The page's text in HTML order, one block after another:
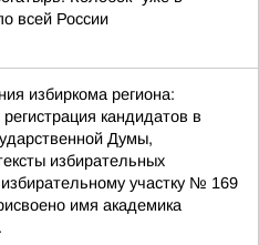
всей России
избиркома региона:
кандидатов в
Думы,
избирательных
участку № 169
имя академика